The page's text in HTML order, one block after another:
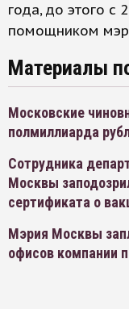
года, до этого с
помощником
Материалы
Московские
полмиллиарда
Сотрудника
Москвы
сертификата о
Мэрия Москвы
офисов компании